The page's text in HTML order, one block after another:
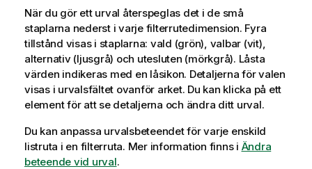
n
f
o
m
t
o
När du gör ett urval återspeglas det i de små
staplarna nederst i varje filterrutedimension. Fyra
tillstånd visas i staplarna: vald (grön), valbar (vit),
alternativ (ljusgrå) och utesluten (mörkgrå). Låsta
värden indikeras med en låsikon. Detaljerna för valen
visas i urvalsfältet ovanför arket. Du kan klicka på ett
element för att se detaljerna och ändra ditt urval.
Du kan anpassa urvalsbeteendet för varje enskild
listruta i en filterruta. Mer information finns i Ändra
beteende vid urval.